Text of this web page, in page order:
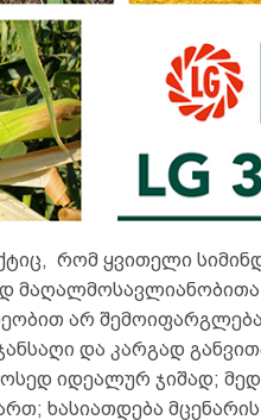
რომ ყვითელი
მაღალმოსავლიანობითა
არ
და კარგად
იდეალურ ჯიშად;
ხასიათდება